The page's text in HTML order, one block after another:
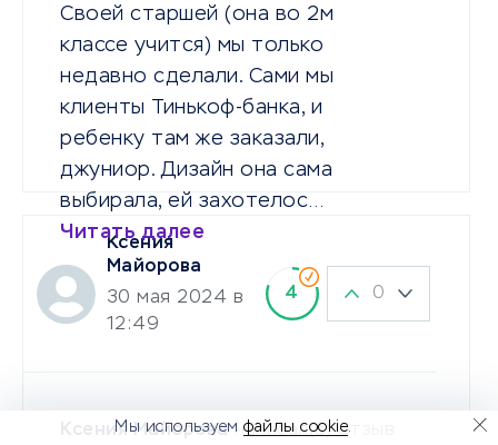
Своей старшей (она во 2м
классе учится) мы только
недавно сделали. Сами мы
клиенты Тинькоф-банка, и
ребенку там же заказали,
джуниор. Дизайн она сама
выбирала, ей захотелос…
Читать далее
Ксения
Майорова
30 мая 2024 в
12:49
4 0
Ксения Майорованаписал(а) отзыв
Мы используемфайлы cookie.